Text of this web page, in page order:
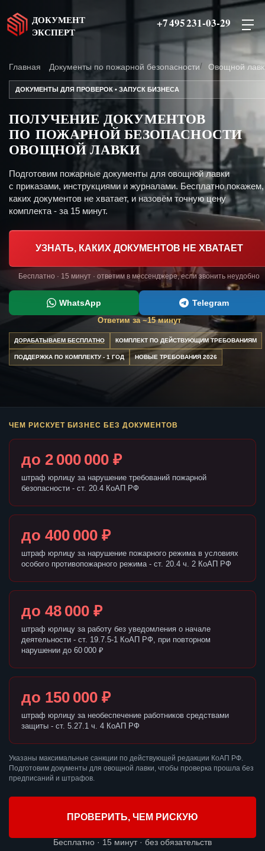
ДОКУМЕНТ
ЭКСПЕРТ
+7 495 231-03-29
Главная Документы по пожарной безопасности Овощной
ДОКУМЕНТЫ ДЛЯ ПРОВЕРОК • ЗАПУСК БИЗНЕСА
ПОЛУЧЕНИЕ ДОКУМЕНТОВ
ПО ПОЖАРНОЙ БЕЗОПАСНОСТИ
ОВОЩНОЙ ЛАВКИ
Подготовим пожарные документы для овощной лавки
с приказами, инструкциями и журналами. Бесплатно покажем,
каких документов не хватает, и назовём точную цену
комплекта - за 15 минут.
УЗНАТЬ, КАКИХ ДОКУМЕНТОВ НЕ ХВАТАЕТ
Бесплатно · 15 минут · ответим в мессенджере, если звонить неудобно
WhatsApp Telegram
Ответим за ~15 минут
ДОРАБАТЫВАЕМ БЕСПЛАТНО КОМПЛЕКТ ПО ДЕЙСТВУЮЩИМ ТРЕБОВАНИЯМ
ПОДДЕРЖКА ПО КОМПЛЕКТУ - 1 ГОД НОВЫЕ ТРЕБОВАНИЯ 2026
ЧЕМ РИСКУЕТ БИЗНЕС БЕЗ ДОКУМЕНТОВ
до 2 000 000 ₽
штраф юрлицу за нарушение требований пожарной
безопасности - ст. 20.4 КоАП РФ
до 400 000 ₽
штраф юрлицу за нарушение пожарного режима в условиях
особого противопожарного режима - ст. 20.4 ч. 2 КоАП РФ
до 48 000 ₽
штраф юрлицу за работу без уведомления о начале
деятельности - ст. 19.7.5-1 КоАП РФ, при повторном
нарушении до 60 000 ₽
до 150 000 ₽
штраф юрлицу за необеспечение работников средствами
защиты - ст. 5.27.1 ч. 4 КоАП РФ
Указаны максимальные санкции по действующей редакции КоАП РФ.
Подготовим документы для овощной лавки, чтобы проверка прошла без
предписаний и штрафов.
ПРОВЕРИТЬ, ЧЕМ РИСКУЮ
Бесплатно · 15 минут · без обязательств